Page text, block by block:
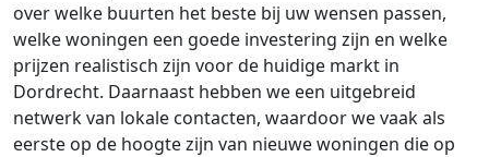
over welke buurten het beste bij uw wensen passen,
welke woningen een goede investering zijn en welke
prijzen realistisch zijn voor de huidige markt in
Dordrecht. Daarnaast hebben we een uitgebreid
netwerk van lokale contacten, waardoor we vaak als
eerste op de hoogte zijn van nieuwe woningen die op